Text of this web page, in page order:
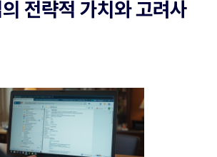
전략적 가치와 고려사